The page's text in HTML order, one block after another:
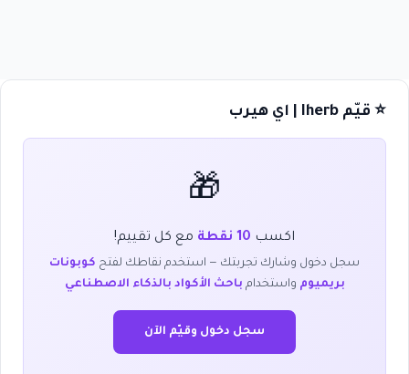
⭐ قيّم Iherb | اي هيرب
🎁
اكسب 10 نقطة مع كل تقييم!
سجل دخول وشارك تجربتك — استخدم نقاطك لفتح كوبونات
بريميوم واستخدام باحث الأكواد بالذكاء الاصطناعي
سجل دخول وقيّم الآن